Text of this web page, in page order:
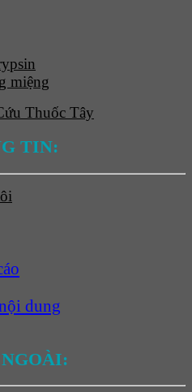
miệng
Thuốc Tây
TIN:
dung